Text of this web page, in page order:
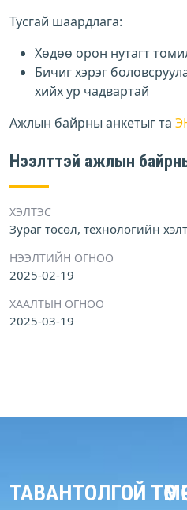
Тусгай шаардлага:
Хөдөө орон нутагт
Бичиг хэрэг
хийх ур чадвартай
Ажлын байрны анкетыг та
Нээлттэй ажлын
ХЭЛТЭС
Зураг төсөл, технологийн
НЭЭЛТИЙН ОГНОО
2025-02-19
ХААЛТЫН ОГНОО
2025-03-19
ТАВАНТОЛГОЙ